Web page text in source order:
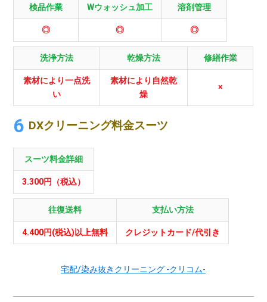
検品作業 Wウォッシュ加工 溶剤管理
◎ ◎ ◎
洗浄方法 乾燥方法 修繕作業
素材により一点洗
い
素材により自然乾
燥
×
DXクリーニング料金スーツ
スーツ料金詳細
3.300円（税込）
往復送料 支払い方法
4.400円(税込)以上無料 クレジットカード/代引き
宅配/染み抜きクリーニング -クリコム-